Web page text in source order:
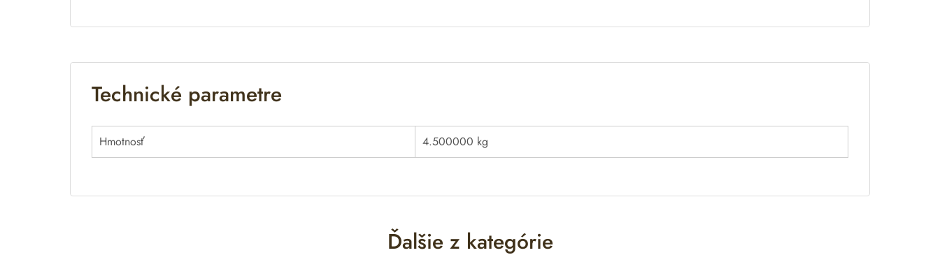
Technické parametre
Hmotnosť 4.500000 kg
Ďalšie z kategórie